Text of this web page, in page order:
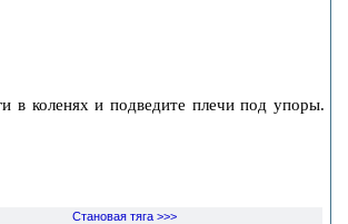
в коленях и подведите плечи под упоры.
Становая тяга >>>